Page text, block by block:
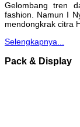
Gelombang tren
fashion. Namun I
mendongkrak citra
Selengkapnya...
Pack & Display